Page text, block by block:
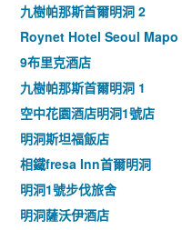
九樹帕那斯首爾明洞 2
Roynet Hotel Seoul Mapo
9布里克酒店
九樹帕那斯首爾明洞 1
空中花園酒店明洞1號店
明洞斯坦福飯店
相鐵fresa Inn首爾明洞
明洞1號步伐旅舍
明洞薩沃伊酒店